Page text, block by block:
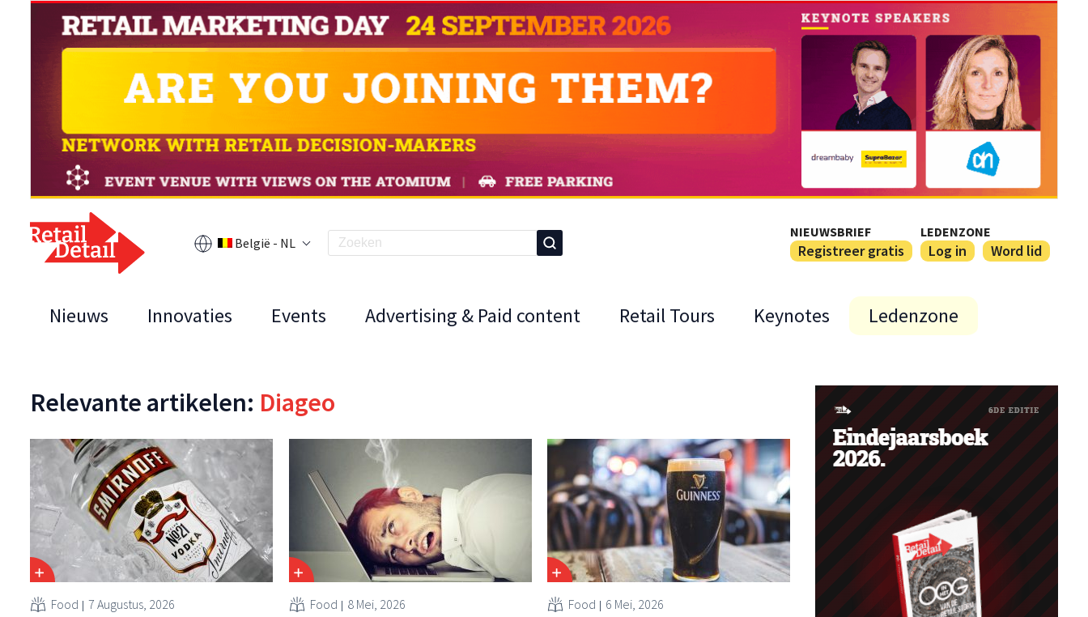
België - NL
NIEUWSBRIEF
Registreer gratis
LEDENZONE
Log in Word lid
Nieuws Innovaties Events Advertising & Paid content Retail Tours Keynotes Ledenzone
Relevante artikelen: Diageo
Food 7 Augustus, 2026 Food 8 Mei, 2026 Food 6 Mei, 2026